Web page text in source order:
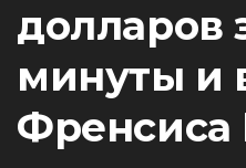
долларов
минуты и
Френсиса